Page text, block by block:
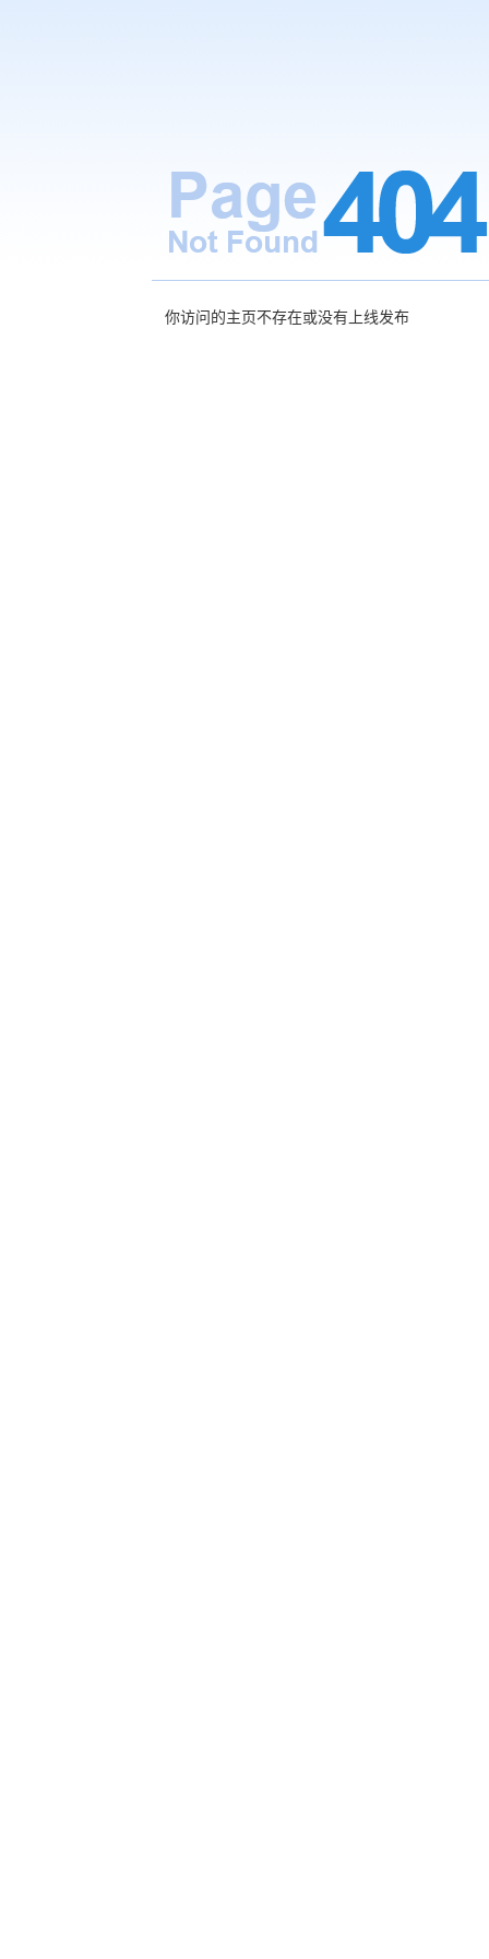
你访问的主页不存在或没有上线发布